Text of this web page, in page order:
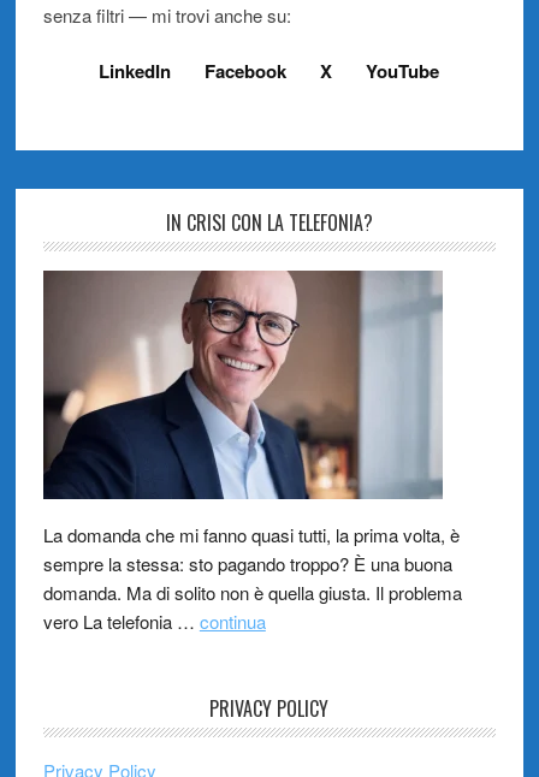
senza filtri — mi trovi anche su:
LinkedIn Facebook X YouTube
IN CRISI CON LA TELEFONIA?
La domanda che mi fanno quasi tutti, la prima volta, è
sempre la stessa: sto pagando troppo? È una buona
domanda. Ma di solito non è quella giusta. Il problema
vero La telefonia … continua
PRIVACY POLICY
Privacy Policy